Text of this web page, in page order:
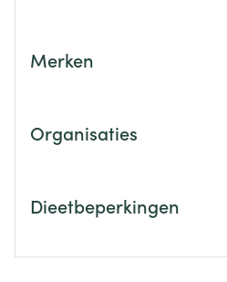
Merken
Organisaties
Dieetbeperkingen